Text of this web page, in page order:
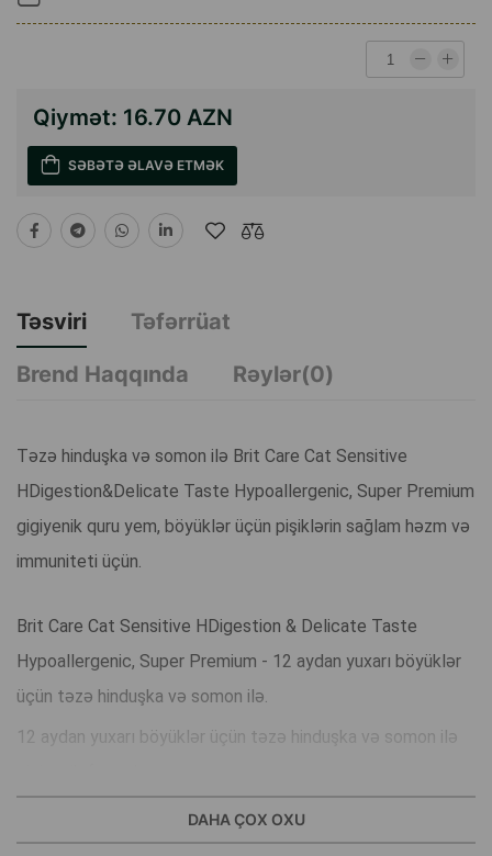
Qiymət: 16.70 AZN
SƏBƏTƏ ƏLAVƏ ETMƏK
Təsviri
Təfərrüat
Brend Haqqında
Rəylər(0)
Təzə hinduşka və somon ilə Brit Care Cat Sensitive
HDigestion&Delicate Taste Hypoallergenic, Super Premium
gigiyenik quru yem, böyüklər üçün pişiklərin sağlam həzm və
immuniteti üçün.
Brit Care Cat Sensitive HDigestion & Delicate Taste
Hypoallergenic, Super Premium - 12 aydan yuxarı böyüklər
üçün təzə hinduşka və somon ilə.
12 aydan yuxarı böyüklər üçün təzə hinduşka və somon ilə
Probiotiklər və prebiyotiklər sağlam həzm və immuniteti
DAHA ÇOX OXU